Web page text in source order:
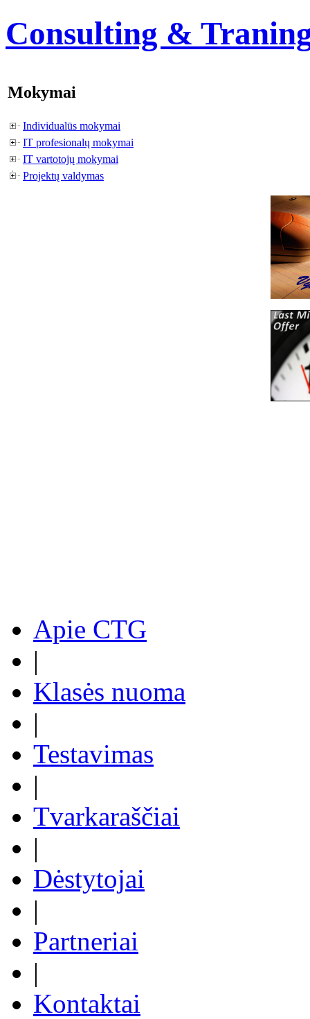
Consulting &
Mokymai
Individualūs mokymai
IT profesionalų mokymai
IT vartotojų mokymai
Projektų valdymas
Apie CTG
|
Klasės nuoma
|
Testavimas
|
Tvarkaraščiai
|
Dėstytojai
|
Partneriai
|
Kontaktai